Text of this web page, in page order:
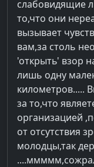
слабовидящие
то,что они
вызывает
вам,за столь
'открыть' взор
лишь одну
километров.....
за то,что
организацией
от отсутствия
молодцы,так